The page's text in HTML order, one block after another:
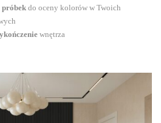
próbek do oceny kolorów w Twoich
wnętrza